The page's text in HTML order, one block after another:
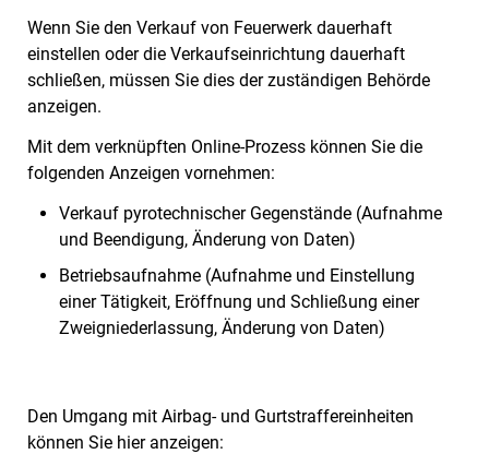
Wenn Sie den Verkauf von Feuerwerk dauerhaft
einstellen oder die Verkaufseinrichtung dauerhaft
schließen, müssen Sie dies der zuständigen Behörde
anzeigen.
Mit dem verknüpften Online-Prozess können Sie die
folgenden Anzeigen vornehmen:
Verkauf pyrotechnischer Gegenstände (Aufnahme
und Beendigung, Änderung von Daten)
Betriebsaufnahme (Aufnahme und Einstellung
einer Tätigkeit, Eröffnung und Schließung einer
Zweigniederlassung, Änderung von Daten)
Den Umgang mit Airbag- und Gurtstraffereinheiten
können Sie hier anzeigen: